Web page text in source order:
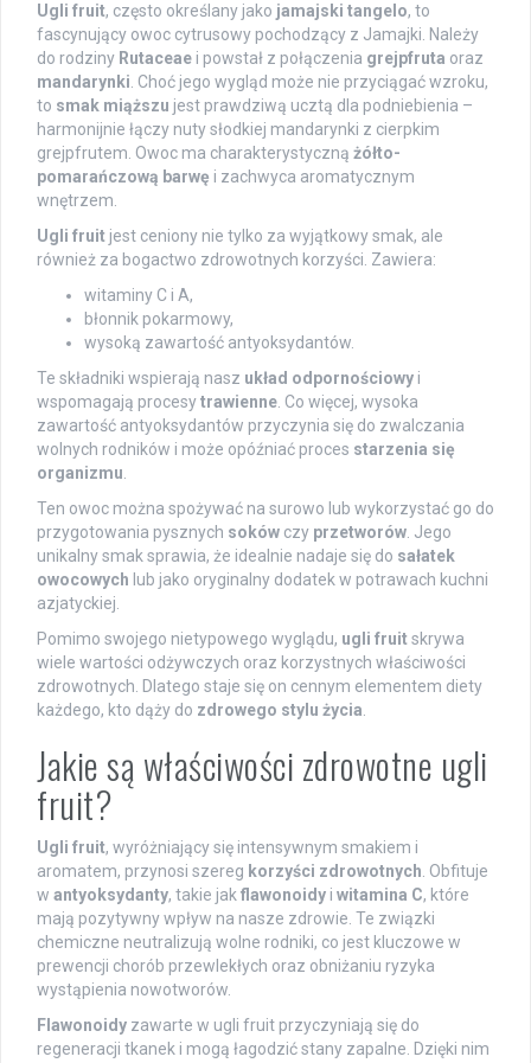
Ugli fruit, często określany jako jamajski tangelo, to
fascynujący owoc cytrusowy pochodzący z Jamajki. Należy
do rodziny Rutaceae i powstał z połączenia grejpfruta oraz
mandarynki. Choć jego wygląd może nie przyciągać wzroku,
to smak miąższu jest prawdziwą ucztą dla podniebienia –
harmonijnie łączy nuty słodkiej mandarynki z cierpkim
grejpfrutem. Owoc ma charakterystyczną żółto-
pomarańczową barwę i zachwyca aromatycznym
wnętrzem.
Ugli fruit jest ceniony nie tylko za wyjątkowy smak, ale
również za bogactwo zdrowotnych korzyści. Zawiera:
witaminy C i A,
błonnik pokarmowy,
wysoką zawartość antyoksydantów.
Te składniki wspierają nasz układ odpornościowy i
wspomagają procesytrawienne. Co więcej, wysoka
zawartość antyoksydantów przyczynia się do zwalczania
wolnych rodników i może opóźniać proces starzenia się
organizmu.
Ten owoc można spożywać na surowo lub wykorzystać go do
przygotowania pysznych soków czy przetworów. Jego
unikalny smak sprawia, że idealnie nadaje się do sałatek
owocowych lub jako oryginalny dodatek w potrawach kuchni
azjatyckiej.
Pomimo swojego nietypowego wyglądu, ugli fruitskrywa
wiele wartości odżywczych oraz korzystnych właściwości
zdrowotnych. Dlatego staje się on cennym elementem diety
każdego, kto dąży do zdrowego stylu życia.
Jakie są właściwości zdrowotne ugli
fruit?
Ugli fruit, wyróżniający się intensywnym smakiem i
aromatem, przynosi szereg korzyści zdrowotnych. Obfituje
w antyoksydanty, takie jakflawonoidy i witamina C, które
mają pozytywny wpływ na nasze zdrowie. Te związki
chemiczne neutralizują wolne rodniki, co jest kluczowe w
prewencji chorób przewlekłych oraz obniżaniu ryzyka
wystąpienia nowotworów.
Flawonoidy zawarte w ugli fruit przyczyniają się do
regeneracji tkanek i mogą łagodzić stany zapalne. Dzięki nim